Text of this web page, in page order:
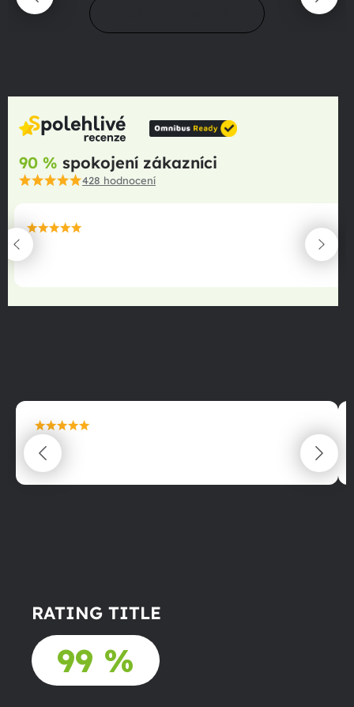
90 % spokojení zákazníci
428 hodnocení
maximální spokojenost
22.06.2025
maximální spokojenost
22.06.2025
RATING TITLE
99 %